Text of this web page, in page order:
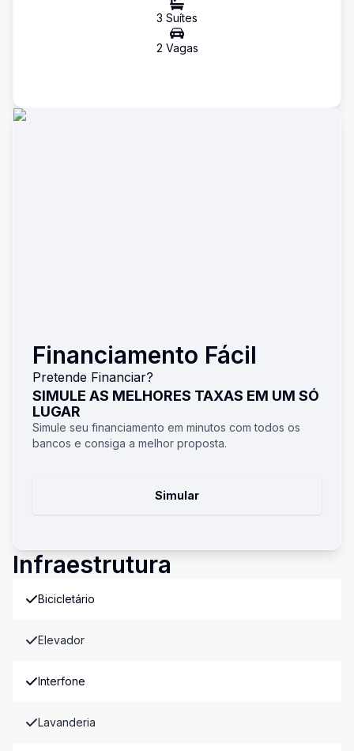
3 Suítes
2 Vagas
Financiamento Fácil
Pretende Financiar?
SIMULE AS MELHORES TAXAS EM UM SÓ
LUGAR
Simule seu financiamento em minutos com todos os
bancos e consiga a melhor proposta.
Simular
Infraestrutura
Bicicletário
Elevador
Interfone
Lavanderia